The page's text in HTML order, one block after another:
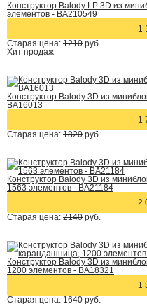
Конструктор Balody LP 3D из
элементов - BA210549
1
Старая цена: 1210 руб.
Хит продаж
Конструктор Balody 3D из
BA16013
1
Старая цена: 1820 руб.
Конструктор Balody 3D из
1563 элементов - BA21184
2
Старая цена: 2140 руб.
Конструктор Balody 3D из
1200 элементов - BA18321
1
Старая цена: 1640 руб.